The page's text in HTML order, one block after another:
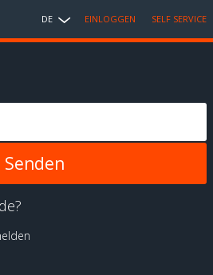
DE EINLOGGEN SELF SERVICE